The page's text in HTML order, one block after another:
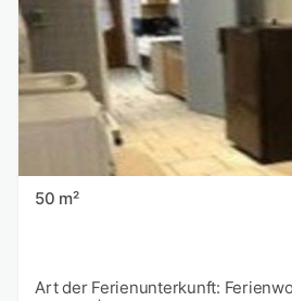
50 m²
Art der Ferienunterkunft: